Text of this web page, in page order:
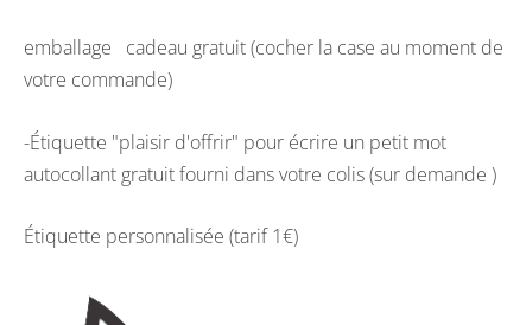
emballage cadeau gratuit (cocher la case au moment de
votre commande)
-Étiquette "plaisir d'offrir" pour écrire un petit mot
autocollant gratuit fourni dans votre colis (sur demande )
Étiquette personnalisée (tarif 1€)